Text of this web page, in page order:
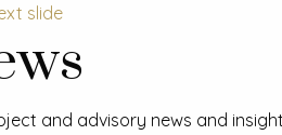
slide
and advisory news and